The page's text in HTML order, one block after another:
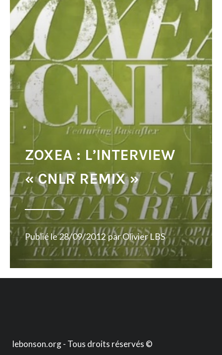
ZOXEA : L’INTERVIEW
« CNLR REMIX »
Publié le28/09/2012 parOlivier LBS
lebonson.org - Tous droits réservés ©